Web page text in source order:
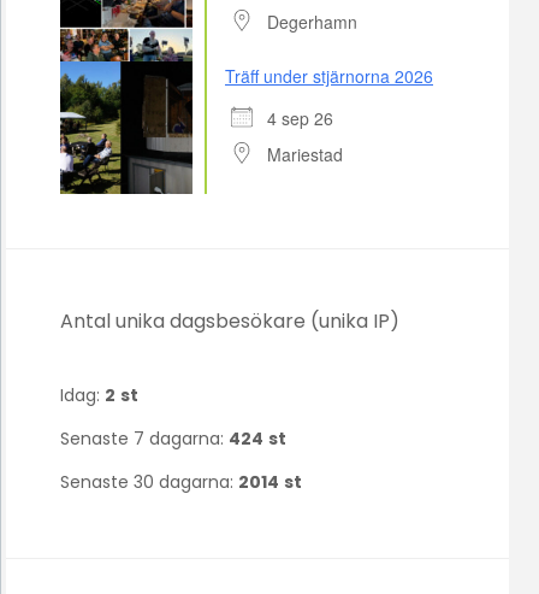
Degerhamn
Träff under stjärnorna 2026
4 sep 26
Mariestad
Antal unika dagsbesökare (unika IP)
Idag: 2 st
Senaste 7 dagarna: 424 st
Senaste 30 dagarna: 2014 st